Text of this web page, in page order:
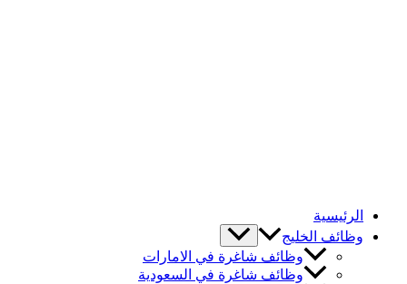
الرئيسية
وظائف الخليج
وظائف شاغرة في الامارات
وظائف شاغرة في السعودية